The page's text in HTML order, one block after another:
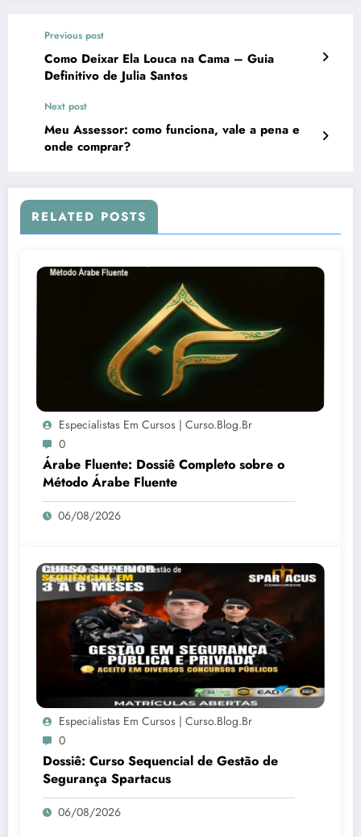
Previous post
Como Deixar Ela Louca na Cama – Guia
Definitivo de Julia Santos
Next post
Meu Assessor: como funciona, vale a pena e
onde comprar?
RELATED POSTS
Especialistas Em Cursos | Curso.blog.br
0
Árabe Fluente: Dossiê Completo sobre o
Método Árabe Fluente
06/08/2026
Especialistas Em Cursos | Curso.blog.br
0
Dossiê: Curso Sequencial de Gestão de
Segurança Spartacus
06/08/2026